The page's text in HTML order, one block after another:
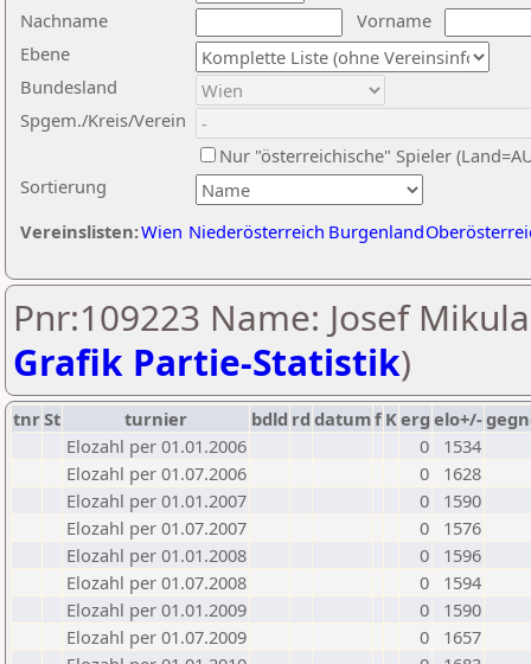
Nachname
Vorname
Ebene
Sortierung
Bundesland
Spgem./Kreis/Verein
Nur "österreichische" Spieler
Vereinslisten:Wien Niederösterreich Burgenland
Pnr:109223 Name: Josef
Grafik Partie-Statistik)
tnrSt turnier bdld rd datumf Kerg elo+/-
Elozahl per 01.01.2006
0
1534
Elozahl per 01.07.2006
0
1628
Elozahl per 01.01.2007
0
1590
Elozahl per 01.07.2007
0
1576
Elozahl per 01.01.2008
0
1596
Elozahl per 01.07.2008
0
1594
Elozahl per 01.01.2009
0
1590
Elozahl per 01.07.2009
0
1657